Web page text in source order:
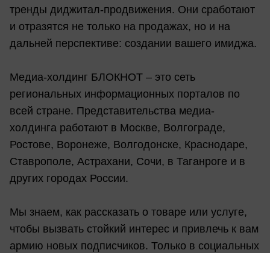
тренды диджитал-продвижения. Они сработают
и отразятся не только на продажах, но и на
дальней перспективе: создании вашего имиджа.
Медиа-холдинг БЛОКНОТ – это сеть
региональных информационных порталов по
всей стране. Представительства медиа-
холдинга работают в Москве, Волгограде,
Ростове, Воронеже, Волгодонске, Краснодаре,
Ставрополе, Астрахани, Сочи, в Таганроге и в
других городах России.
Мы знаем, как рассказать о товаре или услуге,
чтобы вызвать стойкий интерес и привлечь к вам
армию новых подписчиков. Только в социальных